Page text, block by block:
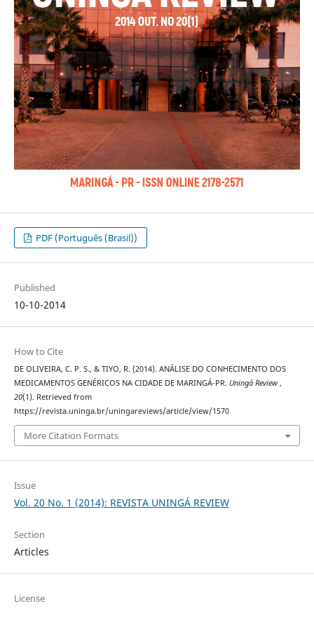
PDF (Português (Brasil))
Published
10-10-2014
How to Cite
DE OLIVEIRA, C. P. S., & TIYO, R. (2014). ANÁLISE DO CONHECIMENTO DOS
MEDICAMENTOS GENÉRICOS NA CIDADE DE MARINGÁ-PR. Uningá Review ,
20(1). Retrieved from
https://revista.uninga.br/uningareviews/article/view/1570
More Citation Formats
Issue
Vol. 20 No. 1 (2014): REVISTA UNINGÁ REVIEW
Section
Articles
License